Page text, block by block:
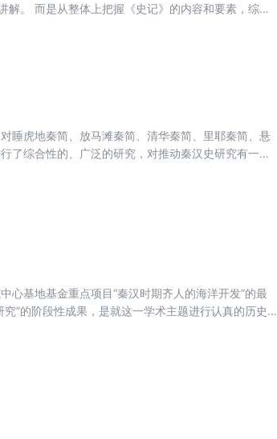
解。 而是从整体上把握《史记》的内容和要素，综合
睡虎地秦简、放马滩秦简、清华秦简、里耶秦简、悬
了综合性的、广泛的研究，对推动秦汉史研究有一定
心基地基金重点项目“秦汉时期齐人的海洋开发”的最
”的阶段性成果，是就这一学术主题进行认真的历史